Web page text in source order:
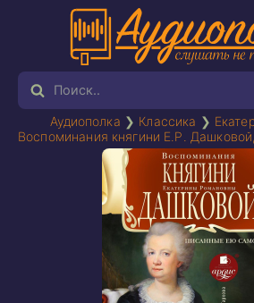
Аудиополка ❯ Классика ❯
Воспоминания княгини Е.Р.